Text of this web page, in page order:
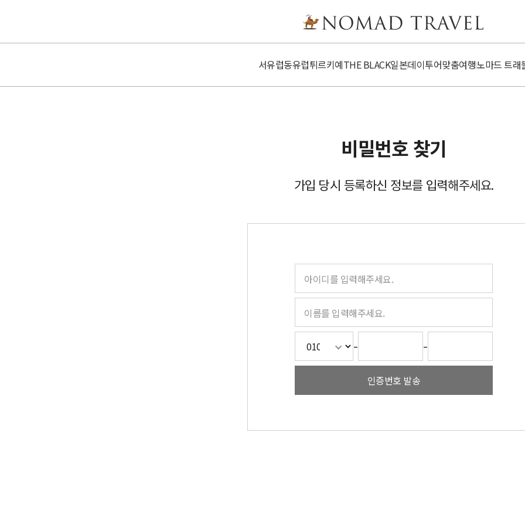
서유럽동유럽튀르키예​​THE BLACK일본데이투어맞춤여행노마드 트래
비밀번호 찾기
가입 당시 등록하신 정보를 입력해주세요.
- -
인증번호 발송